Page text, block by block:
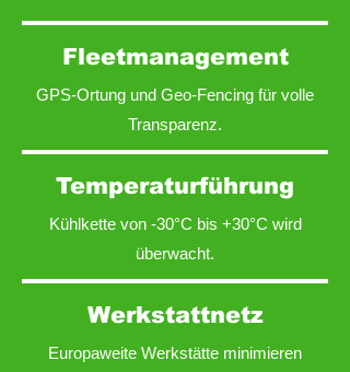
Fleetmanagement
GPS-Ortung und Geo-Fencing für volle
Transparenz.
Temperaturführung
Kühlkette von -30°C bis +30°C wird
überwacht.
Werkstattnetz
Europaweite Werkstätte minimieren